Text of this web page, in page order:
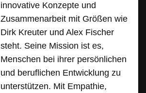
innovative Konzepte und
Zusammenarbeit mit Größen wie
Dirk Kreuter und Alex Fischer
steht. Seine Mission ist es,
Menschen bei ihrer persönlichen
und beruflichen Entwicklung zu
unterstützen. Mit Empathie,